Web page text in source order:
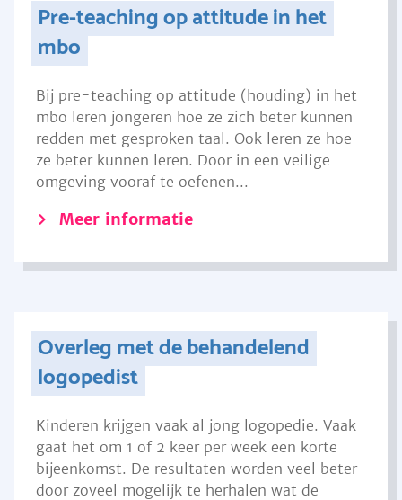
Pre-teaching op attitude in het
mbo
Bij pre-teaching op attitude (houding) in het
mbo leren jongeren hoe ze zich beter kunnen
redden met gesproken taal. Ook leren ze hoe
ze beter kunnen leren. Door in een veilige
omgeving vooraf te oefenen...
Meer informatie
Overleg met de behandelend
logopedist
Kinderen krijgen vaak al jong logopedie. Vaak
gaat het om 1 of 2 keer per week een korte
bijeenkomst. De resultaten worden veel beter
door zoveel mogelijk te herhalen wat de